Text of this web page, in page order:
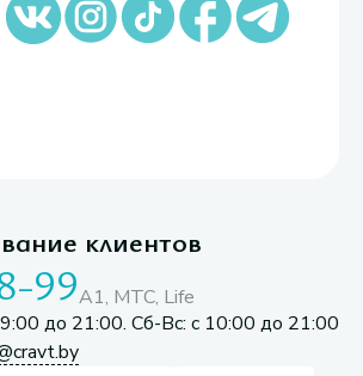
клиентов
99A1, МТС, Life
до 21:00. Сб-Вс: с 10:00 до 21:00